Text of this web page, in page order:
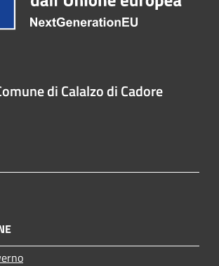
di Calalzo di Cadore